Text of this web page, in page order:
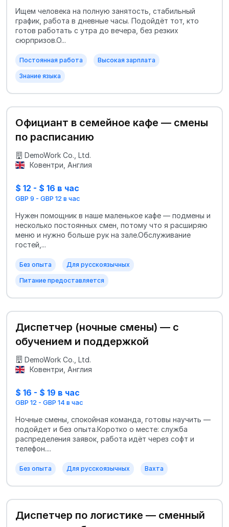
Ищем человека на полную занятость, стабильный
график, работа в дневные часы. Подойдёт тот, кто
готов работать с утра до вечера, без резких
сюрпризов.О...
Постоянная работа Высокая зарплата
Знание языка
Официант в семейное кафе — смены
по расписанию
DemoWork Co., Ltd.
Ковентри, Англия
$ 12 - $ 16 в час
GBP 9 - GBP 12 в час
Нужен помощник в наше маленькое кафе — подмены и
несколько постоянных смен, потому что я расширяю
меню и нужно больше рук на зале.Обслуживание
гостей,...
Без опыта Для русскоязычных
Питание предоставляется
Диспетчер (ночные смены) — с
обучением и поддержкой
DemoWork Co., Ltd.
Ковентри, Англия
$ 16 - $ 19 в час
GBP 12 - GBP 14 в час
Ночные смены, спокойная команда, готовы научить —
подойдет и без опыта.Коротко о месте: служба
распределения заявок, работа идёт через софт и
телефон....
Без опыта Для русскоязычных Вахта
Диспетчер по логистике — сменный